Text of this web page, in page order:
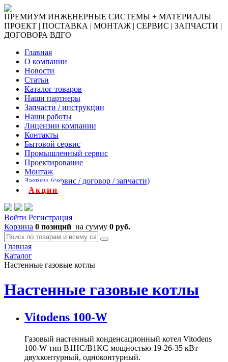
ПРЕМИУМ ИНЖЕНЕРНЫЕ СИСТЕМЫ + МАТЕРИАЛЫ
ПРОЕКТ | ПОСТАВКА | МОНТАЖ | СЕРВИС | ЗАПЧАСТИ |
ДОГОВОРА ВДГО
Главная
О компании
Новости
Статьи
Каталог товаров
Наши партнеры
Запчасти / инструкции
Наши работы
Лицензии компании
Контакты
Бытовой сервис
Промышленный сервис
Проектирование
Монтаж
Заявки (сервис / договор / запчасти)
Акции
Войти Регистрация
Корзина 0 позиций на сумму 0 руб.
Главная
Каталог
Настенные газовые котлы
Настенные газовые котлы
Vitodens 100-W
Газовый настенный конденсационный котел Vitodens
100-W тип B1HC/B1KC мощностью 19-26-35 кВт
двухконтурный, одноконтурный.